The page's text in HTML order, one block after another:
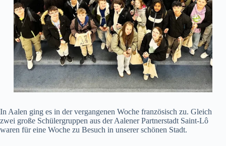
In Aalen ging es in der vergangenen Woche französisch zu. Gleich
zwei große Schülergruppen aus der Aalener Partnerstadt Saint-Lô
waren für eine Woche zu Besuch in unserer schönen Stadt.